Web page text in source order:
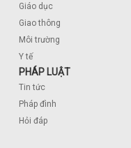
Giáo dục
Giao thông
Môi trường
Y tế
PHÁP LUẬT
Tin tức
Pháp đình
Hỏi đáp